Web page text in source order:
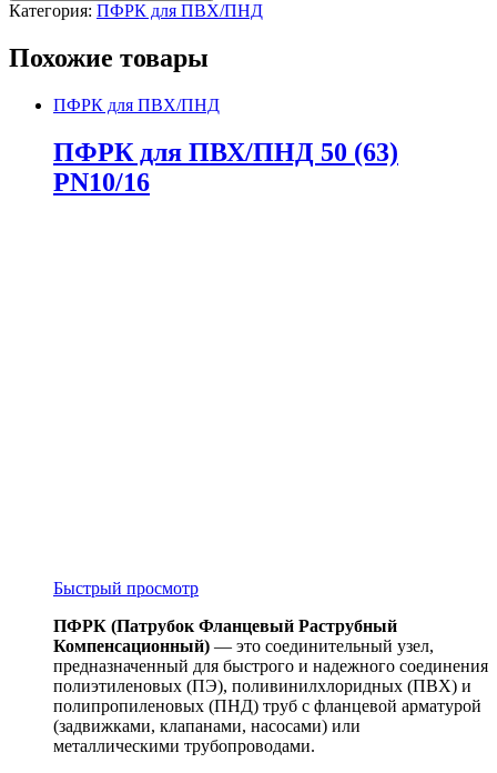
Категория: ПФРК для ПВХ/ПНД
Похожие товары
ПФРК для ПВХ/ПНД
ПФРК для ПВХ/ПНД 50 (63)
PN10/16
Быстрый просмотр
ПФРК (Патрубок Фланцевый Раструбный
Компенсационный) — это соединительный узел,
предназначенный для быстрого и надежного соединения
полиэтиленовых (ПЭ), поливинилхлоридных (ПВХ) и
полипропиленовых (ПНД) труб с фланцевой арматурой
(задвижками, клапанами, насосами) или
металлическими трубопроводами.